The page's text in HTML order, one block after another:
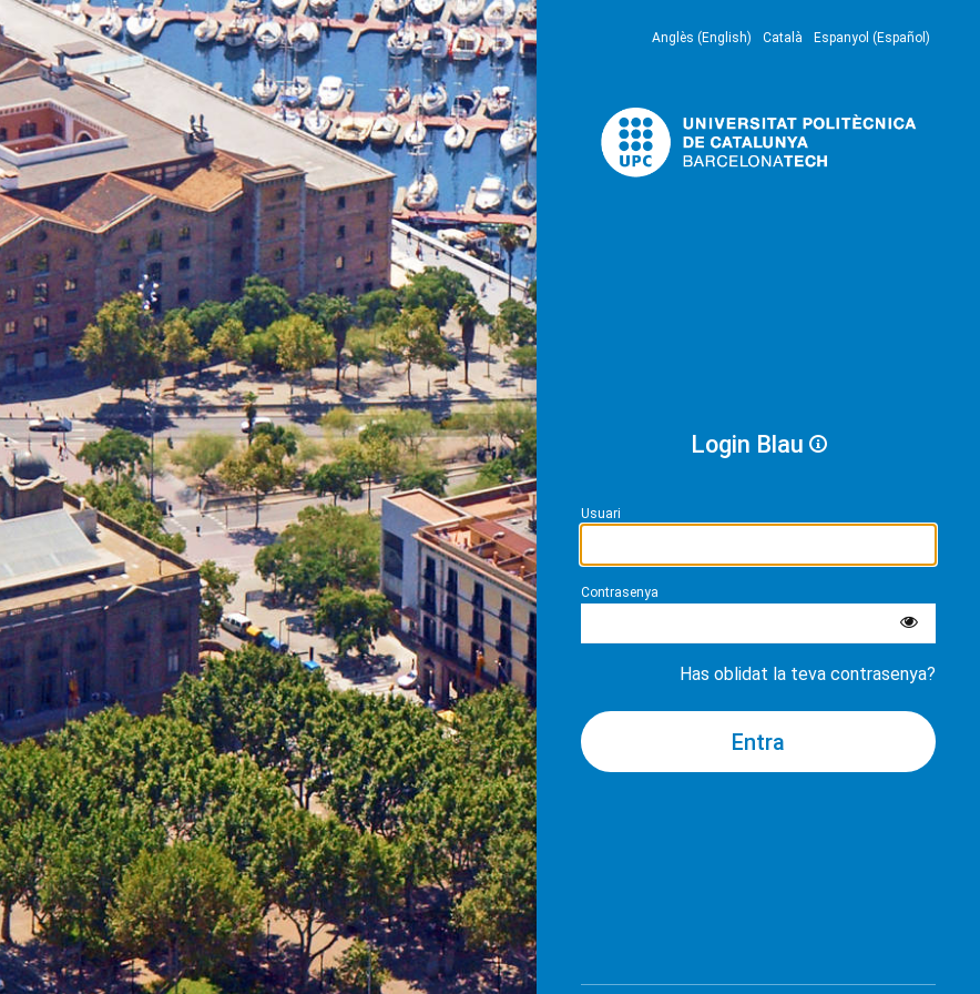
Anglès (English) Català Espanyol (Español)
Login Blau
Usuari
Contrasenya
Has oblidat la teva contrasenya?